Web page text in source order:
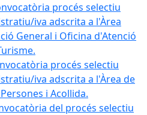
procés selectiu
iva adscrita a l'Àrea
General i Oficina d'Atenció
procés selectiu
iva adscrita a l'Àrea de
i Acollida.
del procés selectiu